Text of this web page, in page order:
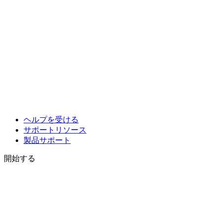
ヘルプを受ける
サポートリソース
製品サポート
開始する